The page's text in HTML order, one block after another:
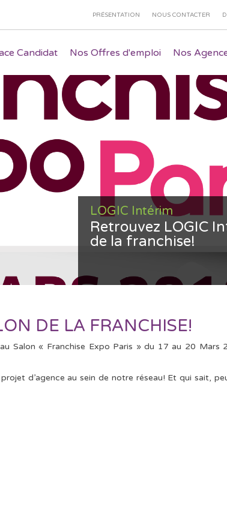
PRÉSENTATION NOUS CONTACTER
Candidat Nos Offres d'emploi Nos
LOGIC Intérim
Retrouvez LOGIC
de la franchise!
DE LA FRANCHISE!
Salon « Franchise Expo Paris » du 17 au 20 Mars
d’agence au sein de notre réseau! Et qui sait,